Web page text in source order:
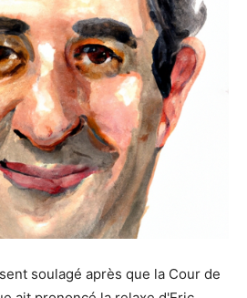
soulagé après que la Cour de